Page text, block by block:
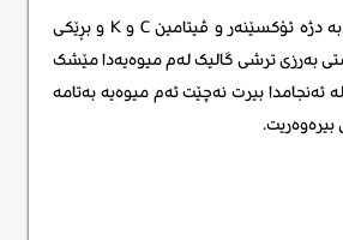
بلوبێری دەوڵەمەندە بە دژە ئۆکسێنەر و ڤیتامین C و K و بڕێکی
بەرزی ترشی گالیک لەم میوەیەدا مێشک
ئەنجامدا بیرت نەچێت ئەم میوەیە بەتامە